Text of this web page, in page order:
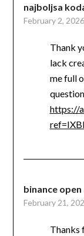
najboljsa
February 2,
Thank
lack
me full
https://
binance
February 21,
Thanks